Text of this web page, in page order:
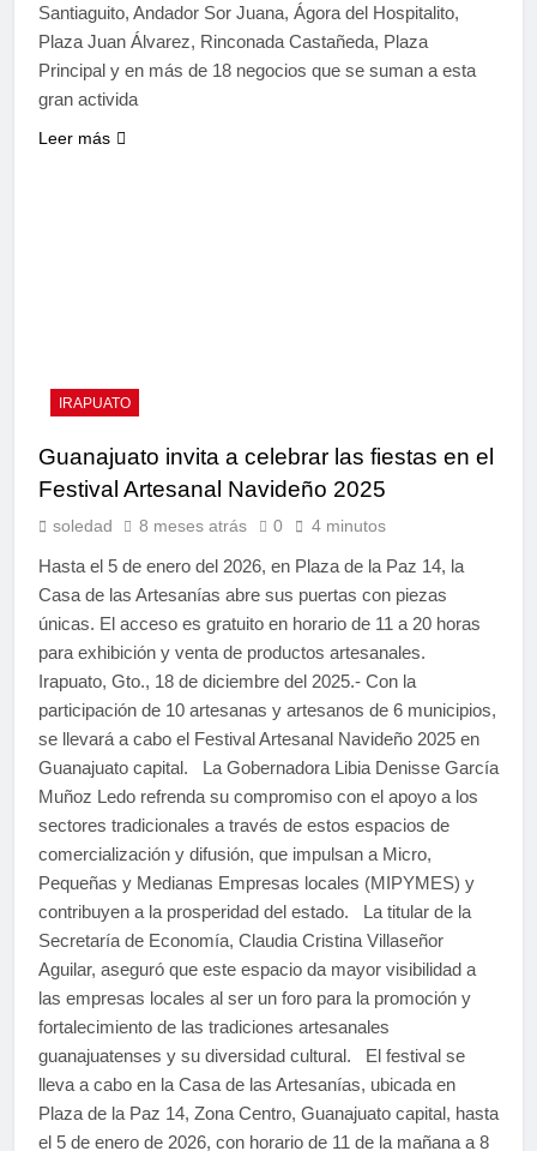
Santiaguito, Andador Sor Juana, Ágora del Hospitalito,
Plaza Juan Álvarez, Rinconada Castañeda, Plaza
Principal y en más de 18 negocios que se suman a esta
gran activida
Leer más
IRAPUATO
Guanajuato invita a celebrar las fiestas en el
Festival Artesanal Navideño 2025
soledad 8 meses atrás 0 4 minutos
Hasta el 5 de enero del 2026, en Plaza de la Paz 14, la
Casa de las Artesanías abre sus puertas con piezas
únicas. El acceso es gratuito en horario de 11 a 20 horas
para exhibición y venta de productos artesanales.
Irapuato, Gto., 18 de diciembre del 2025.- Con la
participación de 10 artesanas y artesanos de 6 municipios,
se llevará a cabo el Festival Artesanal Navideño 2025 en
Guanajuato capital. La Gobernadora Libia Denisse García
Muñoz Ledo refrenda su compromiso con el apoyo a los
sectores tradicionales a través de estos espacios de
comercialización y difusión, que impulsan a Micro,
Pequeñas y Medianas Empresas locales (MIPYMES) y
contribuyen a la prosperidad del estado. La titular de la
Secretaría de Economía, Claudia Cristina Villaseñor
Aguilar, aseguró que este espacio da mayor visibilidad a
las empresas locales al ser un foro para la promoción y
fortalecimiento de las tradiciones artesanales
guanajuatenses y su diversidad cultural. El festival se
lleva a cabo en la Casa de las Artesanías, ubicada en
Plaza de la Paz 14, Zona Centro, Guanajuato capital, hasta
el 5 de enero de 2026, con horario de 11 de la mañana a 8